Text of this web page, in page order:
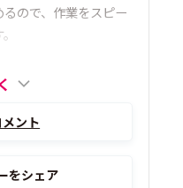
ので、作業をスピー
メント
をシェア